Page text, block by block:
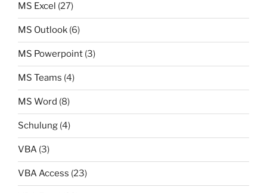
MS Excel (27)
MS Outlook (6)
MS Powerpoint (3)
MS Teams (4)
MS Word (8)
Schulung (4)
VBA (3)
VBA Access (23)